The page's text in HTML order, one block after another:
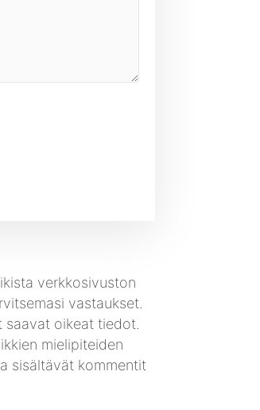
verkkosivuston
vastaukset.
saavat oikeat tiedot.
mielipiteiden
sisältävät kommentit